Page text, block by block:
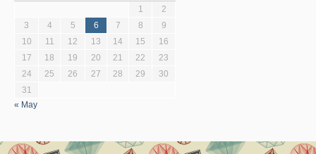
1
2
3
4 5 6 7 8
9
10
11 12 13 14 15
16
17
18 19 20 21 22
23
24
25 26 27 28 29
30
31
« May